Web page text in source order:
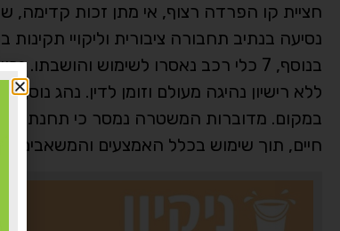
חציית קו הפרדה רצוף, אי מתן זכות קדימה,
נסיעה בנתיב תחבורה ציבורית וליקויי תקינות
ללא רישיון נהיגה מעולם וזומן לדין. נהג
במקום. מדוברות המשטרה נמסר כי תחנת
חיים, תוך שימוש בכלל האמצעים והמשאבים